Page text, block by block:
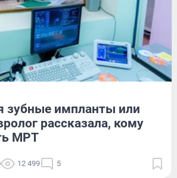
зубные импланты или
рассказала, кому
МРТ
12 499 5